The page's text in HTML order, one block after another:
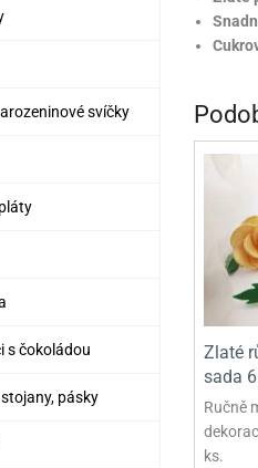
A TAŠKY NA POMŮCKY
DOPLŇKY
SLIZU
svíčky
s čokoládou
pásky
Zlaté
sada
Ručně
ks.